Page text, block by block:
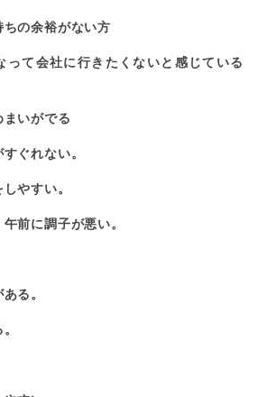
ちの余裕がない方
って会社に行きたくないと感じている
まいがでる
ぐれない。
やすい。
前に調子が悪い。
る。